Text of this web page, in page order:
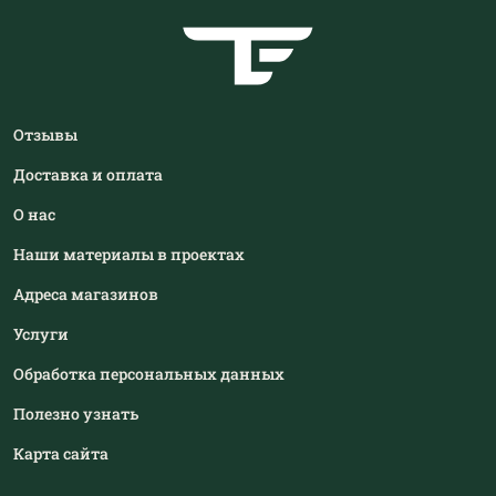
Отзывы
Доставка и оплата
О нас
Наши материалы в проектах
Адреса магазинов
Услуги
Обработка персональных данных
Полезно узнать
Карта сайта